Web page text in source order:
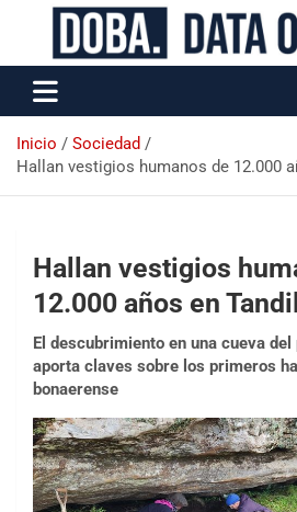
Data Oeste BA
Inicio
Sociedad
Hallan vestigios humanos de 12.000
Hallan vestigios
12.000 años en
El descubrimiento en una cueva
aporta claves sobre los primeros
bonaerense